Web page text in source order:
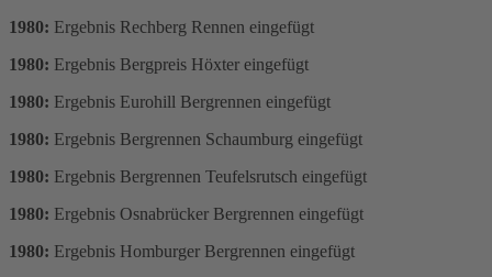
1980: Ergebnis Rechberg Rennen eingefügt
1980: Ergebnis Bergpreis Höxter eingefügt
1980: Ergebnis Eurohill Bergrennen eingefügt
1980: Ergebnis Bergrennen Schaumburg eingefügt
1980: Ergebnis Bergrennen Teufelsrutsch eingefügt
1980: Ergebnis Osnabrücker Bergrennen eingefügt
1980: Ergebnis Homburger Bergrennen eingefügt